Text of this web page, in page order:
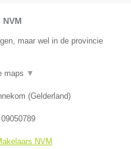
maar wel in de provincie
maps ▼
(Gelderland)
09050789
NVM